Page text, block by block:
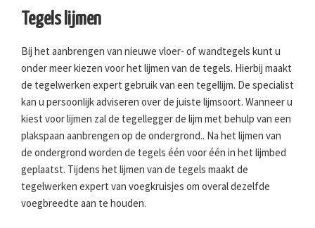
Tegels lijmen
Bij het aanbrengen van nieuwe vloer- of wandtegels kunt u
onder meer kiezen voor het lijmen van de tegels. Hierbij maakt
de tegelwerken expert gebruik van een tegellijm. De specialist
kan u persoonlijk adviseren over de juiste lijmsoort. Wanneer u
kiest voor lijmen zal de tegellegger de lijm met behulp van een
plakspaan aanbrengen op de ondergrond.. Na het lijmen van
de ondergrond worden de tegels één voor één in het lijmbed
geplaatst. Tijdens het lijmen van de tegels maakt de
tegelwerken expert van voegkruisjes om overal dezelfde
voegbreedte aan te houden.